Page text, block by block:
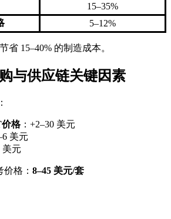
15–35%
5–12%
省 15–40% 的制造成本。
与供应链关键因素
格：+2–30 美元
美元
美元
格： 8–45 美元/套